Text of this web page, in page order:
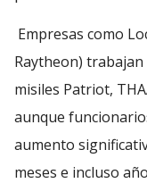
Empresas como
Raytheon)
misiles Patriot,
aunque
aumento
meses e incluso